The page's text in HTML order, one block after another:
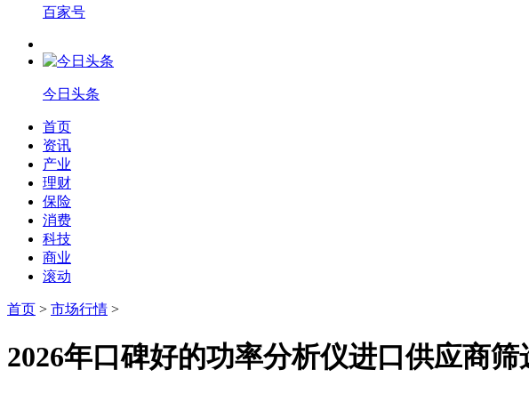
百家号
今日头条
首页
资讯
产业
理财
保险
消费
科技
商业
滚动
首页 > 市场行情 >
2026年口碑好的功率分析仪进口供应商筛